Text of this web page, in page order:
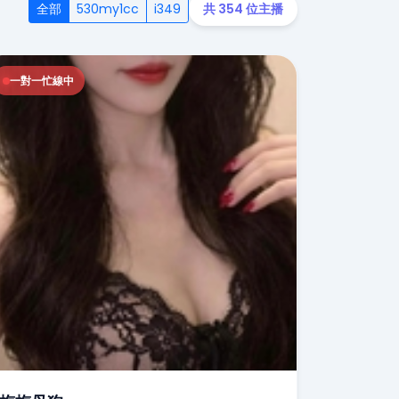
全部 530my1cc i349 共 354 位主播
一對一忙線中